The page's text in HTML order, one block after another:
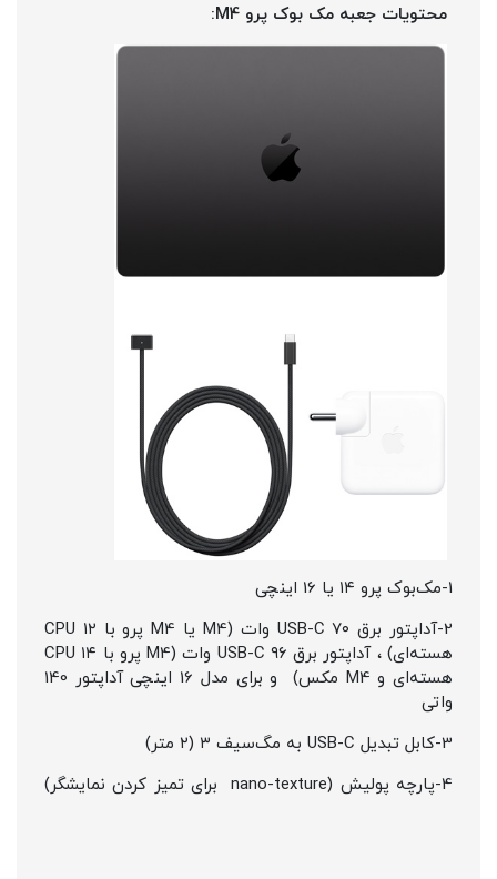
محتویات جعبه مک بوک پرو M4:
1-مک‌بوک پرو ۱۴ یا 16 اینچی
2-آداپتور برق USB-C ۷۰ وات (M4 یا M4 پرو با CPU ۱۲
هسته‌ای) ، آداپتور برق USB-C ۹۶ وات (M4 پرو با CPU ۱۴
هسته‌ای و M4 مکس) و برای مدل 16 اینچی آداپتور 140
واتی
3-کابل تبدیل USB-C به مگ‌سیف ۳ (۲ متر)
4-پارچه پولیش (nano-texture برای تمیز کردن نمایشگر)